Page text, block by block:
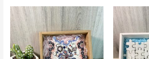
新
目
排
序